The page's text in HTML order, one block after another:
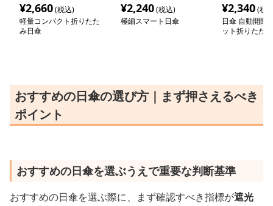
¥2,660(税込)
軽量コンパクト折りたた
み日傘
¥2,240(税込)
極細スマート日傘
¥2,340(税
日傘 自動開閉
ット折りたた
おすすめの日傘の選び方｜まず押さえるべき
ポイント
おすすめの日傘を選ぶうえで重要な判断基準
おすすめの日傘を選ぶ際に、まず確認すべき指標が遮光